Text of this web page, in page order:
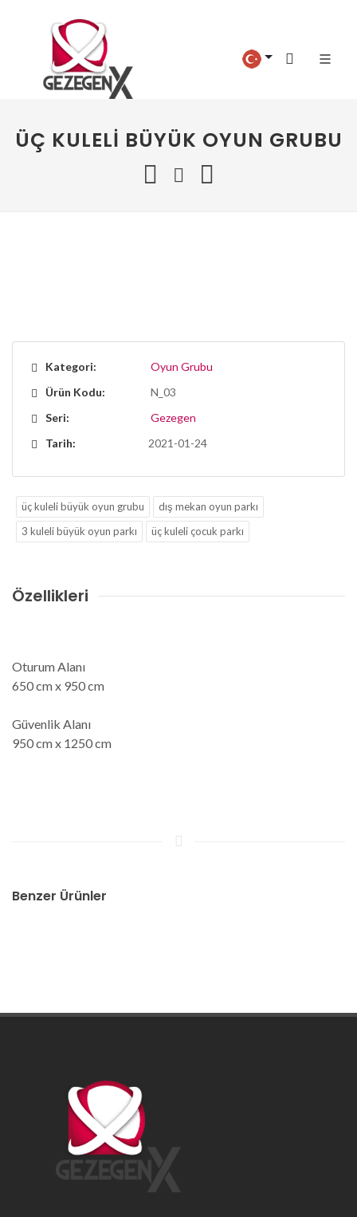
ÜÇ KULELI BÜYÜK OYUN GRUBU
Kategori:
Oyun Grubu
Ürün Kodu:
N_03
Seri:
Gezegen
Tarih:
2021-01-24
üç kuleli büyük oyun grubu
dış mekan oyun parkı
3 kuleli büyük oyun parkı
üç kuleli çocuk parkı
Özellikleri
Oturum Alanı
650 cm x 950 cm
Güvenlik Alanı
950 cm x 1250 cm
Benzer Ürünler